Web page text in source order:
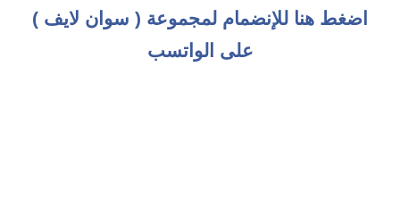
اضغط هنا للإنضمام لمجموعة ( سوان لايف )
على الواتسب